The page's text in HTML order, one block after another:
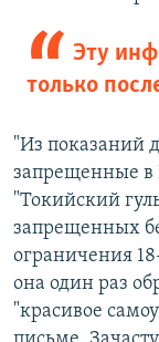
Эту
только
"Из показаний
запрещенные в
"Токийский
запрещенных
ограничения
она один раз
"красивое